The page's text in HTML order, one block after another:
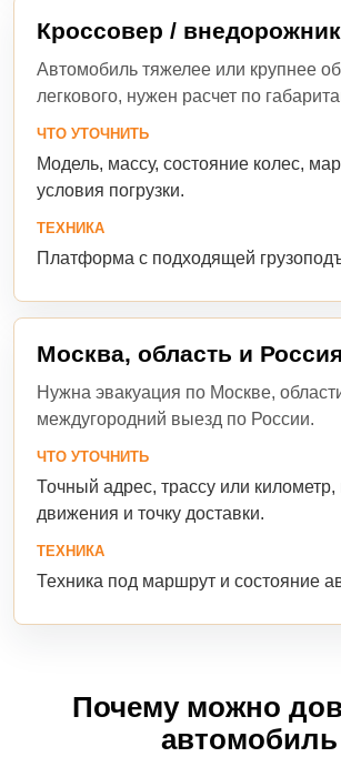
Кроссовер / внедорожник
Автомобиль тяжелее или крупнее
легкового, нужен расчет по
ЧТО УТОЧНИТЬ
Модель, массу, состояние колес,
условия погрузки.
ТЕХНИКА
Платформа с подходящей
Москва, область и Россия
Нужна эвакуация по Москве,
междугородний выезд по России.
ЧТО УТОЧНИТЬ
Точный адрес, трассу или
движения и точку доставки.
ТЕХНИКА
Техника под маршрут и состояние
Почему можно
автомобиль